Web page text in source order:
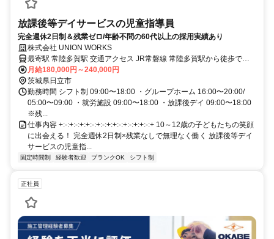
放課後等デイサービスの児童指導員
完全週休2日制＆残業ゼロ/年齢不問の60代以上の採用実績あり
株式会社 UNION WORKS
最寄駅 常陸多賀駅 交通アクセス JR常磐線 常陸多賀駅から徒歩で約
8〜10分です。
月給180,000円～240,000円
茨城県日立市
勤務時間 シフト制 09:00〜18:00 ・グループホーム 16:00〜20:00/
05:00〜09:00 ・就労施設 09:00〜18:00 ・放課後デイ 09:00〜18:00
※残...
仕事内容 +:-:+:-:+:+:-:+:-:+:+:-:+:-:+:+:-:+ 10～12歳の子どもたちの笑顔
に出会える！ 完全週休2日制×残業なしで無理なく働く 放課後等デイ
サービスの児童指...
固定時間制 経験者歓迎 ブランクOK シフト制
正社員